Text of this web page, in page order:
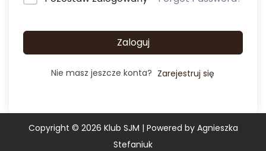
Zaloguj
Nie masz jeszcze konta? Zarejestruj się
Copyright © 2026 Klub SJM | Powered by Agnieszka
Stefaniuk